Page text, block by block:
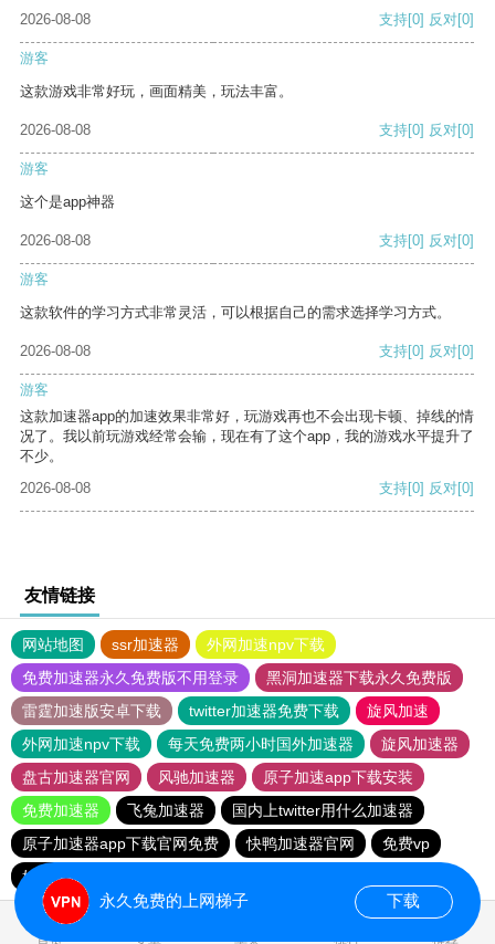
2026-08-08
支持[0] 反对[0]
游客
这款游戏非常好玩，画面精美，玩法丰富。
2026-08-08 支持[0] 反对[0]
游客
这个是app神器
2026-08-08 支持[0] 反对[0]
游客
这款软件的学习方式非常灵活，可以根据自己的需求选择学习方式。
2026-08-08 支持[0] 反对[0]
游客
这款加速器app的加速效果非常好，玩游戏再也不会出现卡顿、掉线的情
况了。我以前玩游戏经常会输，现在有了这个app，我的游戏水平提升了
不少。
2026-08-08
支持[0] 反对[0]
友情链接
网站地图 ssr加速器
外网加速npv下载
免费加速器永久免费版不用登录
黑洞加速器下载永久免费版
雷霆加速版安卓下载
twitter加速器免费下载
旋风加速
外网加速npv下载
每天免费两小时国外加速器
旋风加速器
盘古加速器官网
风驰加速器
原子加速app下载安装
免费加速器
飞兔加速器
国内上twitter用什么加速器
原子加速器app下载官网免费
快鸭加速器官网
免费vp
好用又免费的加速器
首页 安卓 苹果 排行 推荐
永久免费的上网梯子 下载